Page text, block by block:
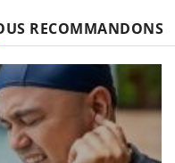
RECOMMANDONS